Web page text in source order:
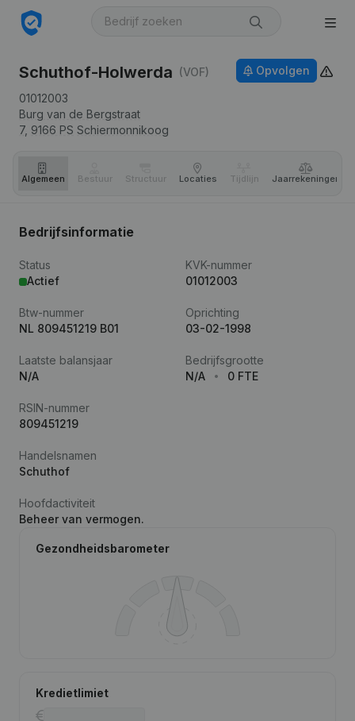
Schuthof-Holwerda (VOF)
01012003
Burg van de Bergstraat
7, 9166 PS Schiermonnikoog
Opvolgen
Algemeen Bestuur Structuur Locaties Tijdlijn Jaar­rekeningen
Bedrijfsinformatie
Status
Actief
KVK-nummer
01012003
Btw-nummer
NL 809451219 B01
Oprichting
03-02-1998
Laatste balansjaar
N/A
Bedrijfsgrootte
N/A
0 FTE
RSIN-nummer
809451219
Handelsnamen
Schuthof
Hoofdactiviteit
Beheer van vermogen.
Gezondheidsbarometer
Kredietlimiet